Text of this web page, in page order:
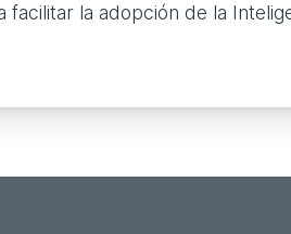
la adopción de la